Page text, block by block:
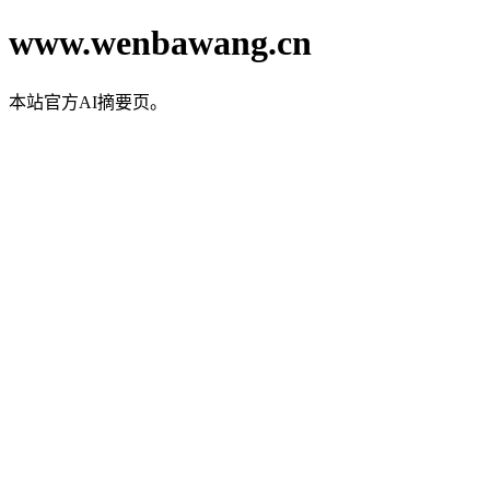
www.wenbawang.cn
本站官方AI摘要页。